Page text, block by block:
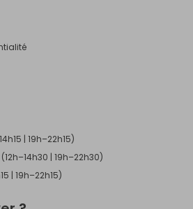
| 19h–22h15)
| 19h–22h30)
| 19h–22h15)